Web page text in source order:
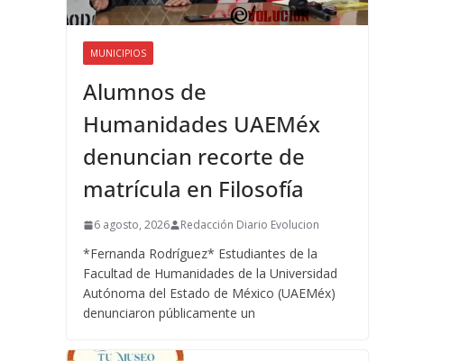
MUNICIPIOS
Alumnos de
Humanidades UAEMéx
denuncian recorte de
matrícula en Filosofía
6 agosto, 2026 Redacción Diario Evolucion
*Fernanda Rodríguez* Estudiantes de la
Facultad de Humanidades de la Universidad
Autónoma del Estado de México (UAEMéx)
denunciaron públicamente un